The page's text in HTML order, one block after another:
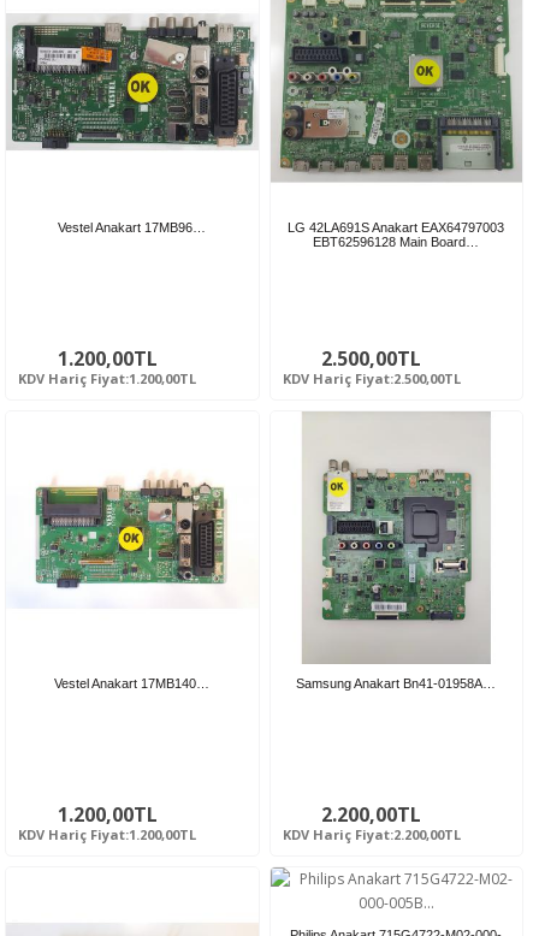
Vestel Anakart 17MB96…
1.200,00TL
KDV Hariç Fiyat:1.200,00TL
LG 42LA691S Anakart EAX64797003
EBT62596128 Main Board…
2.500,00TL
KDV Hariç Fiyat:2.500,00TL
Vestel Anakart 17MB140…
1.200,00TL
KDV Hariç Fiyat:1.200,00TL
Samsung Anakart Bn41-01958A…
2.200,00TL
KDV Hariç Fiyat:2.200,00TL